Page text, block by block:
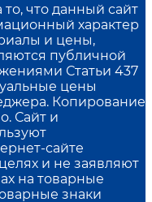
что данный сайт
характер
и цены,
публичной
Статьи 437
цены
Копирование
Сайт и
сайте
и не заявляют
на товарные
знаки